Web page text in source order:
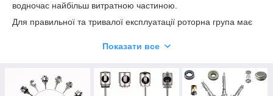
водночас найбільш витратною частиною.
Для правильної та тривалої експлуатації роторна група має
відповідати типу наконечника.
наконечників.
Показати все